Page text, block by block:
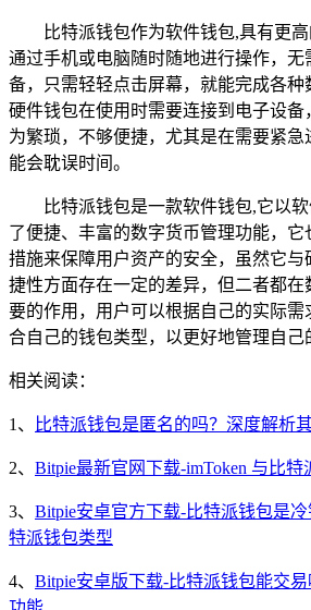
比特派钱包作为软件钱包,具有更
通过手机或电脑随时随地进行操作，无
备，只需轻轻点击屏幕，就能完成各种
硬件钱包在使用时需要连接到电子设
为繁琐，不够便捷，尤其是在需要紧
能会耽误时间。
比特派钱包是一款软件钱包,它以
了便捷、丰富的数字货币管理功能，
措施来保障用户资产的安全，虽然它与
捷性方面存在一定的差异，但二者都
要的作用，用户可以根据自己的实际
合自己的钱包类型，以更好地管理自己
相关阅读：
1、 比特派钱包是匿名的吗？深度解析
2、 Bitpie最新官网下载-imToken 与比
3、 Bitpie安卓官方下载-比特派钱包是
特派钱包类型
4、 Bitpie安卓版下载-比特派钱包能交